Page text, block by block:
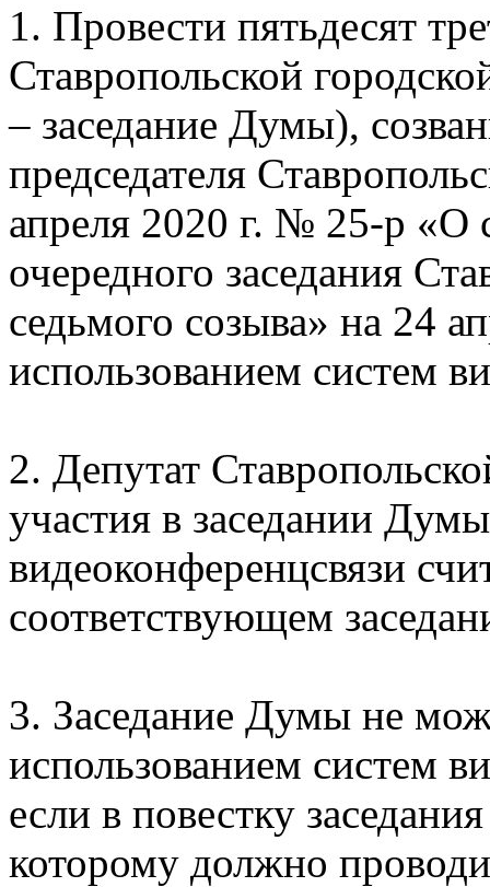
1. Провести пятьдесят
Ставропольской
– заседание Думы),
председателя
апреля 2020 г. № 25-р «О
очередного заседания
седьмого созыва» на 24
использованием систем
2. Депутат
участия в заседании
видеоконференцсвязи
соответствующем
3. Заседание Думы не
использованием систем
если в повестку
которому должно